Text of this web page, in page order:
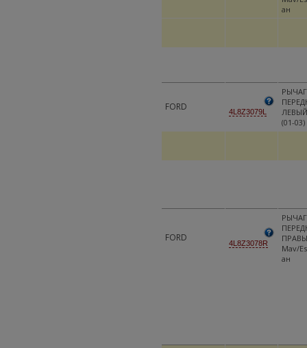
ан
FORD 4L8Z3079L
РЫЧАГ
ЛЕВЫЙ
(01-
FORD 4L8Z3078R
РЫЧАГ
Mav/
ан